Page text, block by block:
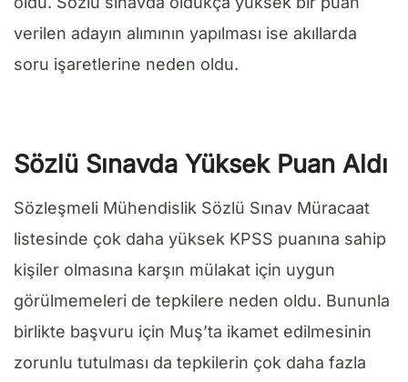
verilen adayın alımının yapılması ise akıllarda
soru işaretlerine neden oldu.
Sözlü Sınavda Yüksek Puan Aldı
Sözleşmeli Mühendislik Sözlü Sınav Müracaat
listesinde çok daha yüksek KPSS puanına sahip
kişiler olmasına karşın mülakat için uygun
görülmemeleri de tepkilere neden oldu. Bununla
birlikte başvuru için Muş’ta ikamet edilmesinin
zorunlu tutulması da tepkilerin çok daha fazla